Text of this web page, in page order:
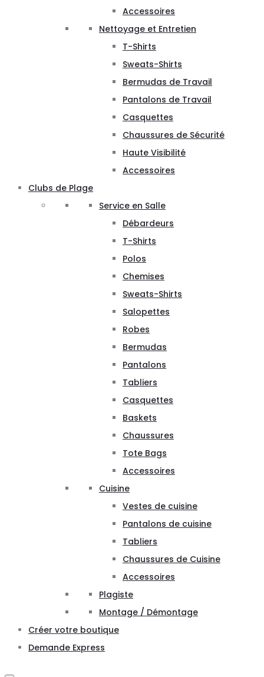
Accessoires
Nettoyage et Entretien
T-Shirts
Sweats-Shirts
Bermudas de Travail
Pantalons de Travail
Casquettes
Chaussures de Sécurité
Haute Visibilité
Accessoires
Clubs de Plage
Service en Salle
Débardeurs
T-Shirts
Polos
Chemises
Sweats-Shirts
Salopettes
Robes
Bermudas
Pantalons
Tabliers
Casquettes
Baskets
Chaussures
Tote Bags
Accessoires
Cuisine
Vestes de cuisine
Pantalons de cuisine
Tabliers
Chaussures de Cuisine
Accessoires
Plagiste
Montage / Démontage
Créer votre boutique
Demande Express